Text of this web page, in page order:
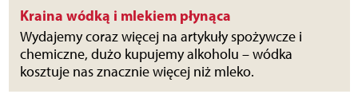
Kraina wódką i mlekiem płynąca
Wydajemy coraz więcej na artykuły spożywcze i
chemiczne, dużo kupujemy alkoholu – wódka
kosztuje nas znacznie więcej niż mleko.